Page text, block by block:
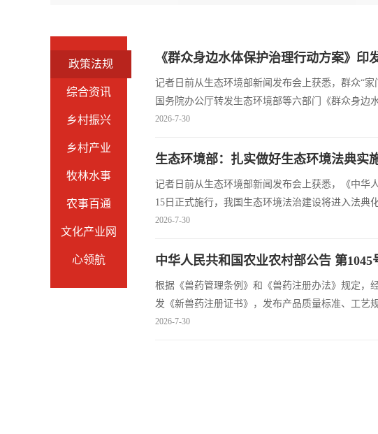
政策法规
综合资讯
乡村振兴
乡村产业
牧林水事
农事百通
文化产业网
心领航
《群众身边水体保护治理行动方案》
记者日前从生态环境部新闻发布会上获悉，群众“
国务院办公厅转发生态环境部等六部门《群众身边
“十五五”时期推进群众身边水体保护治理作出系统
2026-7-30
生态环境部：扎实做好生态环境法典实
记者日前从生态环境部新闻发布会上获悉，《中华
15日正式施行，我国生态环境法治建设将进入法典
度落地等筹备工作，确保法典平稳落地见效。 系统
2026-7-30
中华人民共和国农业农村部公告 第1045
根据《兽药管理条例》和《兽药注册办法》规定，
发《新兽药注册证书》，发布产品质量标准、工艺
犬病病毒gB化学发光抗体检测试剂盒等7种兽药产
2026-7-30